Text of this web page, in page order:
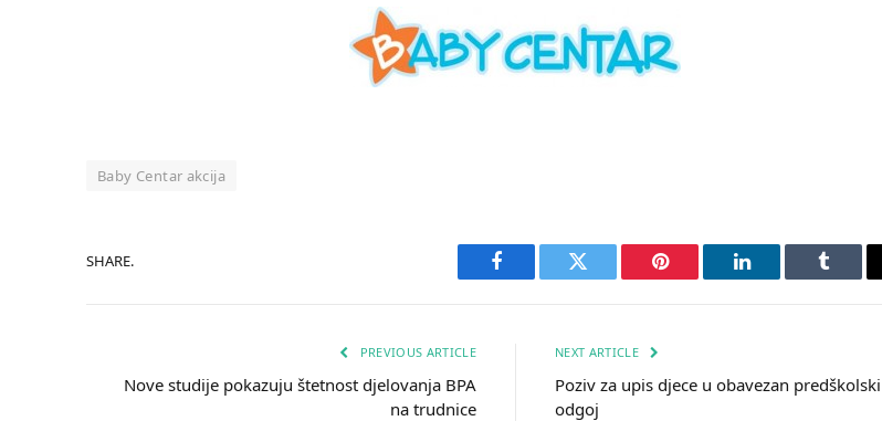
Baby Centar akcija
SHARE.
Facebook Twitter Pinterest LinkedIn Tumblr
PREVIOUS ARTICLE
Nove studije pokazuju štetnost djelovanja BPA
na trudnice
NEXT ARTICLE
Poziv za upis djece u obavezan predškolski
odgoj